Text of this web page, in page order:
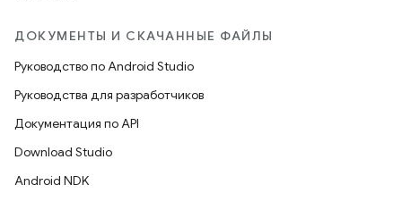
ДОКУМЕНТЫ И СКАЧАННЫЕ ФАЙЛЫ
Руководство по Android Studio
Руководства для разработчиков
Документация по API
Download Studio
Android NDK